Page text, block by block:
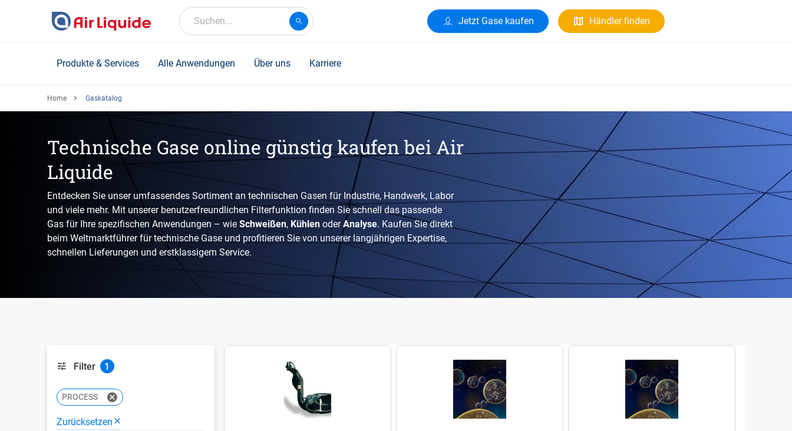
Suchen... Jetzt Gase kaufen Händler finden
Produkte & Services Alle Anwendungen Über uns Karriere
Home Gaskatalog
Technische Gase online günstig kaufen bei Air
Liquide
Entdecken Sie unser umfassendes Sortiment an technischen Gasen für Industrie, Handwerk, Labor
und viele mehr. Mit unserer benutzerfreundlichen Filterfunktion finden Sie schnell das passende
Gas für Ihre spezifischen Anwendungen – wie Schweißen, Kühlen oderAnalyse. Kaufen Sie direkt
beim Weltmarktführer für technische Gase und profitieren Sie von unserer langjährigen Expertise,
schnellen Lieferungen und erstklassigem Service.
Filter 1
PROCESS
Zurücksetzen